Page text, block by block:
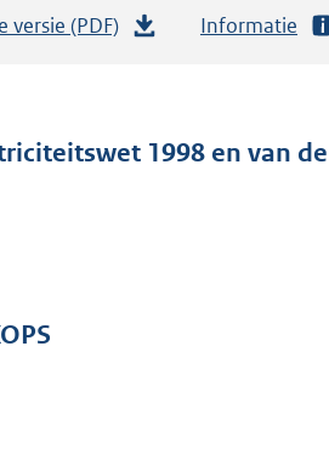
versie (PDF)
a
Informatie
1998 en van